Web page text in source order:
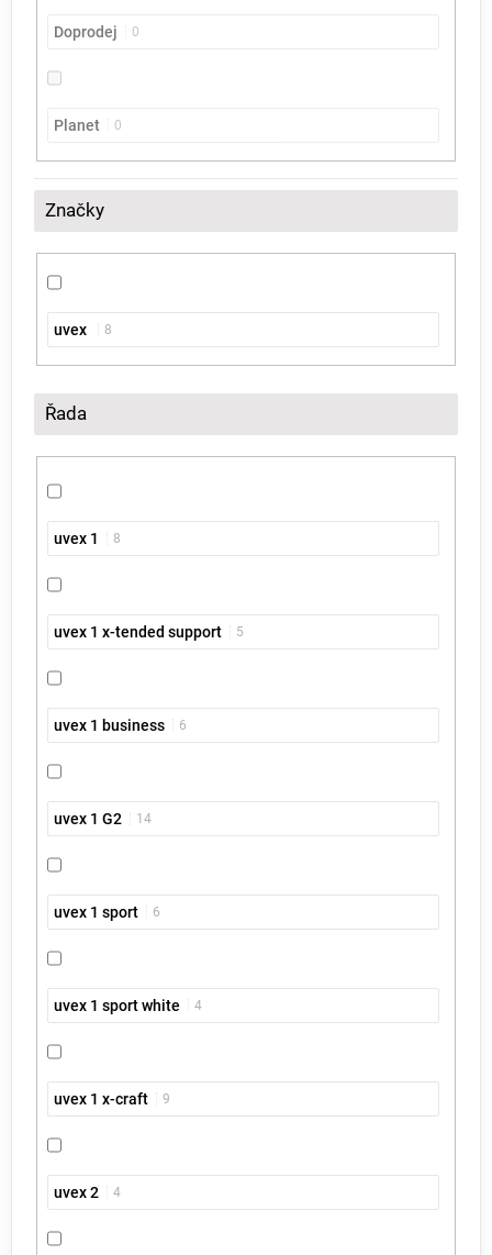
Doprodej 0
Planet 0
Značky
uvex 8
Řada
uvex 1 8
uvex 1 x-tended support 5
uvex 1 business 6
uvex 1 G2 14
uvex 1 sport 6
uvex 1 sport white 4
uvex 1 x-craft 9
uvex 2 4